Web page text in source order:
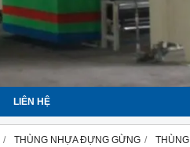
LIÊN HỆ
THÙNG NHỰA ĐỰNG GỪNG